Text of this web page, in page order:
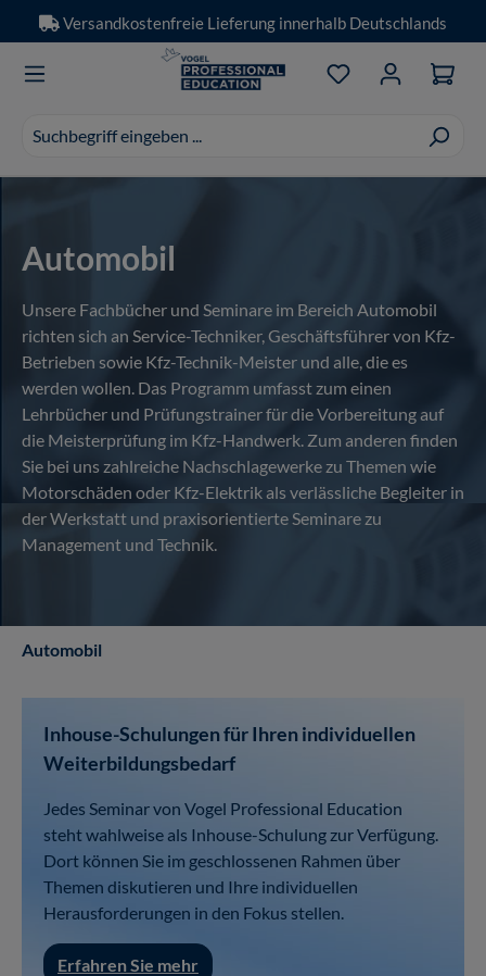
Zum Hauptinhalt springen
Versandkostenfreie Lieferung innerhalb Deutschlands
erscheinen
während
Du hast 0
Automobil
Unsere Fachbücher und Seminare im Bereich Automobil
richten sich an Service-Techniker, Geschäftsführer von Kfz-
Betrieben sowie Kfz-Technik-Meister und alle, die es
werden wollen. Das Programm umfasst zum einen
Lehrbücher und Prüfungstrainer für die Vorbereitung auf
die Meisterprüfung im Kfz-Handwerk. Zum anderen finden
Sie bei uns zahlreiche Nachschlagewerke zu Themen wie
Motorschäden oder Kfz-Elektrik als verlässliche Begleiter in
der Werkstatt und praxisorientierte Seminare zu
Management und Technik.
Automobil
Inhouse-Schulungen für Ihren individuellen
Weiterbildungsbedarf
Jedes Seminar von Vogel Professional Education
steht wahlweise als Inhouse-Schulung zur Verfügung.
Dort können Sie im geschlossenen Rahmen über
Themen diskutieren und Ihre individuellen
Herausforderungen in den Fokus stellen.
Erfahren Sie mehr